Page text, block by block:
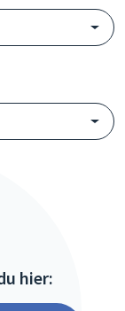
hier: